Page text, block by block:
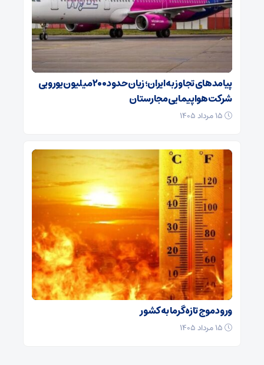
پیامدهای تجاوز به ایران؛ زیان حدود ۲۰۰ میلیون یورویی
شرکت هواپیمایی مجارستان
ورود موج تازه گرما به کشور